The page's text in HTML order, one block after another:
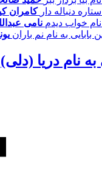
کامران
نامی
نام دریا (دلی)